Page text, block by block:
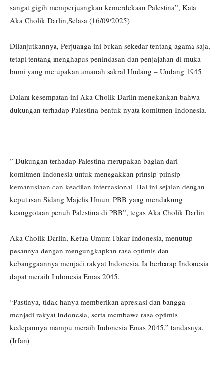
sangat gigih memperjuangkan kemerdekaan Palestina”, Kata
Aka Cholik Darlin,Selasa (16/09/2025)
Dilanjutkannya, Perjuanga ini bukan sekedar tentang agama saja,
tetapi tentang menghapus penindasan dan penjajahan di muka
bumi yang merupakan amanah sakral Undang – Undang 1945
Dalam kesempatan ini Aka Cholik Darlin menekankan bahwa
dukungan terhadap Palestina bentuk nyata komitmen Indonesia.
” Dukungan terhadap Palestina merupakan bagian dari
komitmen Indonesia untuk menegakkan prinsip-prinsip
kemanusiaan dan keadilan internasional. Hal ini sejalan dengan
keputusan Sidang Majelis Umum PBB yang mendukung
keanggotaan penuh Palestina di PBB”, tegas Aka Cholik Darlin
Aka Cholik Darlin, Ketua Umum Fakar Indonesia, menutup
pesannya dengan mengungkapkan rasa optimis dan
kebanggaannya menjadi rakyat Indonesia. Ia berharap Indonesia
dapat meraih Indonesia Emas 2045.
“Pastinya, tidak hanya memberikan apresiasi dan bangga
menjadi rakyat Indonesia, serta membawa rasa optimis
kedepannya mampu meraih Indonesia Emas 2045,” tandasnya.
(Irfan)